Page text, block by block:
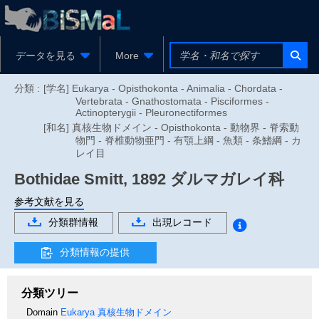
データを見る More
分類 : [学名] Eukarya - Opisthokonta - Animalia - Chordata -
Vertebrata - Gnathostomata - Pisciformes -
Actinopterygii - Pleuronectiformes
[和名] 真核生物ドメイン - Opisthokonta - 動物界 - 脊索動
物門 - 脊椎動物亜門 - 有顎上綱 - 魚類 - 条鰭綱 - カ
レイ目
Bothidae Smitt, 1892 ダルマガレイ科
参考文献を見る
分類群情報
出現レコード
分類情報の提供
分類ツリー
Domain Eukarya 真核生物ドメイン